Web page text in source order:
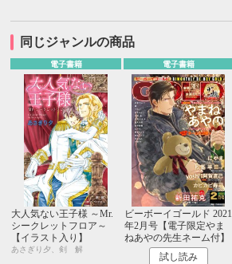
同じジャンルの商品
電子書籍
大人気ない王子様 ～Mr.
シークレットフロア～
【イラスト入り】
あさぎり夕、剣 解
電子書籍
ビーボーイゴールド 2021
年2月号【電子限定やま
ねあやの先生ネーム付】
試し読み